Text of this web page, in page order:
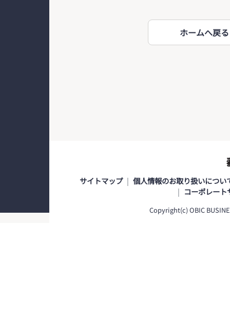
ホームへ戻る
サイトマップ
個人情報のお取り扱いについ
コーポレート
Copyright(c) OBIC